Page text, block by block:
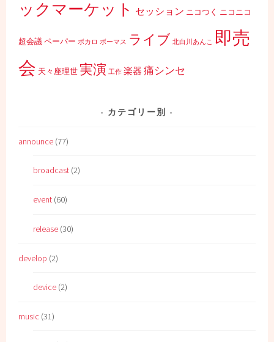
ックマーケット セッション ニコつく ニコニコ
超会議ペーパー ボカロ ボーマス ライブ 北白川あんこ 即売
会 天々座理世 実演 工作 楽器 痛シンセ
カテゴリー別
announce (77)
broadcast (2)
event (60)
release (30)
develop (2)
device (2)
music (31)